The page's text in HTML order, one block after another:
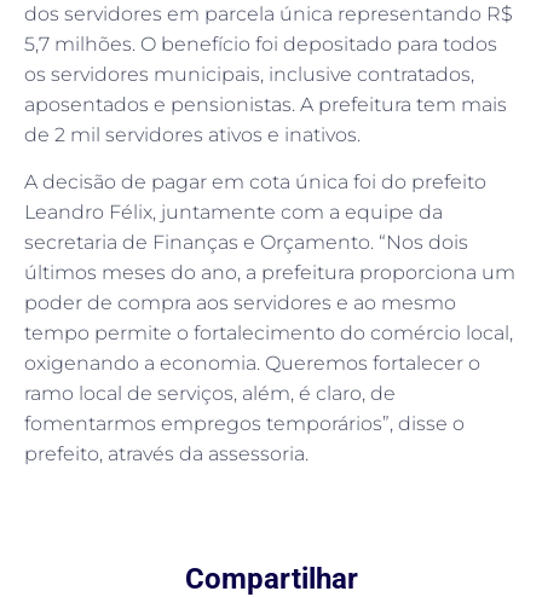
dos servidores em parcela única representando R$
5,7 milhões. O benefício foi depositado para todos
os servidores municipais, inclusive contratados,
aposentados e pensionistas. A prefeitura tem mais
de 2 mil servidores ativos e inativos.
A decisão de pagar em cota única foi do prefeito
Leandro Félix, juntamente com a equipe da
secretaria de Finanças e Orçamento. “Nos dois
últimos meses do ano, a prefeitura proporciona um
poder de compra aos servidores e ao mesmo
tempo permite o fortalecimento do comércio local,
oxigenando a economia. Queremos fortalecer o
ramo local de serviços, além, é claro, de
fomentarmos empregos temporários”, disse o
prefeito, através da assessoria.
Compartilhar